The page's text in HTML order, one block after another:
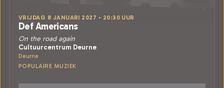
VRIJDAG 8 JANUARI 2027 • 20:30 UUR
Def Americans
On the road again
Cultuurcentrum Deurne
Deurne
POPULAIRE MUZIEK